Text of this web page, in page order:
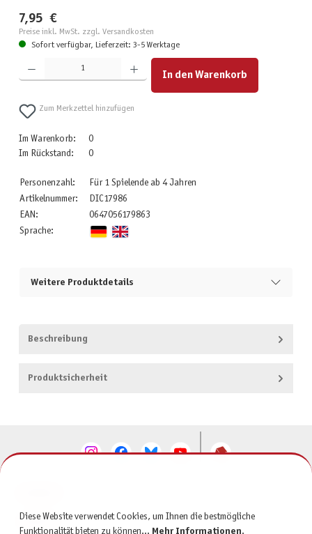
7,95 €
Preise inkl. MwSt. zzgl. Versandkosten
Sofort verfügbar, Lieferzeit: 3-5 Werktage
Produkt Anzahl: Gib den gewünschten Wert ein oder benutze die Schaltflächen um die Anzahl zu
In den Warenkorb
Zum Merkzettel hinzufügen
Im Warenkorb:
0
Im Rückstand:
0
Personenzahl:
Für 1 Spielende ab 4 Jahren
Artikelnummer:
DIC17986
EAN:
0647056179863
Sprache:
Weitere Produktdetails
Beschreibung
Produktsicherheit
SERVICE
Diese Website verwendet Cookies, um Ihnen die bestmögliche
Funktionalität bieten zu können... Mehr Informationen.